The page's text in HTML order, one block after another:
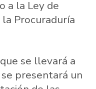
a la Ley de
Procuraduría
se llevará a
presentará un